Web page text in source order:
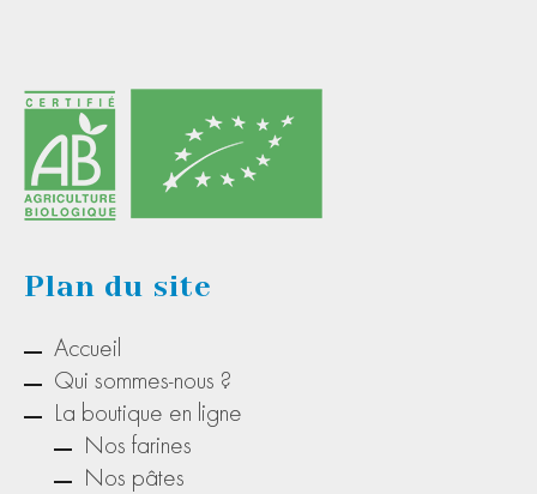
Plan du site
Accueil
Qui sommes-nous ?
La boutique en ligne
Nos farines
Nos pâtes